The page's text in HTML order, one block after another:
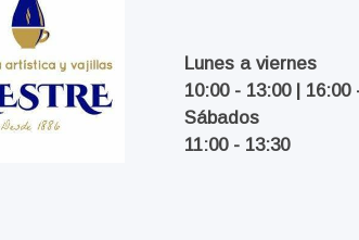
Lunes a viernes
10:00 - 13:00 | 16:00
Sábados
11:00 - 13:30